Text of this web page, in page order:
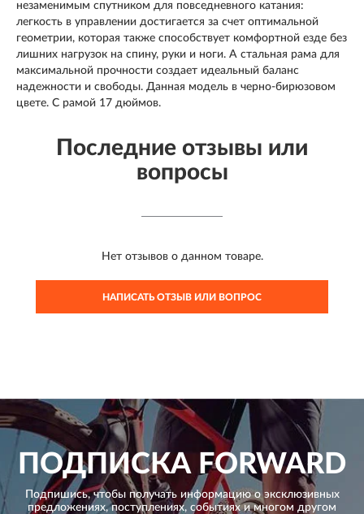
незаменимым спутником для повседневного катания:
легкость в управлении достигается за счет оптимальной
геометрии, которая также способствует комфортной езде без
лишних нагрузок на спину, руки и ноги. А стальная рама для
максимальной прочности создает идеальный баланс
надежности и свободы. Данная модель в черно-бирюзовом
цвете. С рамой 17 дюймов.
Последние отзывы или
вопросы
Нет отзывов о данном товаре.
НАПИСАТЬ ОТЗЫВ ИЛИ ВОПРОС
ПОДПИСКА FORWARD
Подпишись, чтобы получать информацию о эксклюзивных
предложениях,поступлениях, событиях и многом другом